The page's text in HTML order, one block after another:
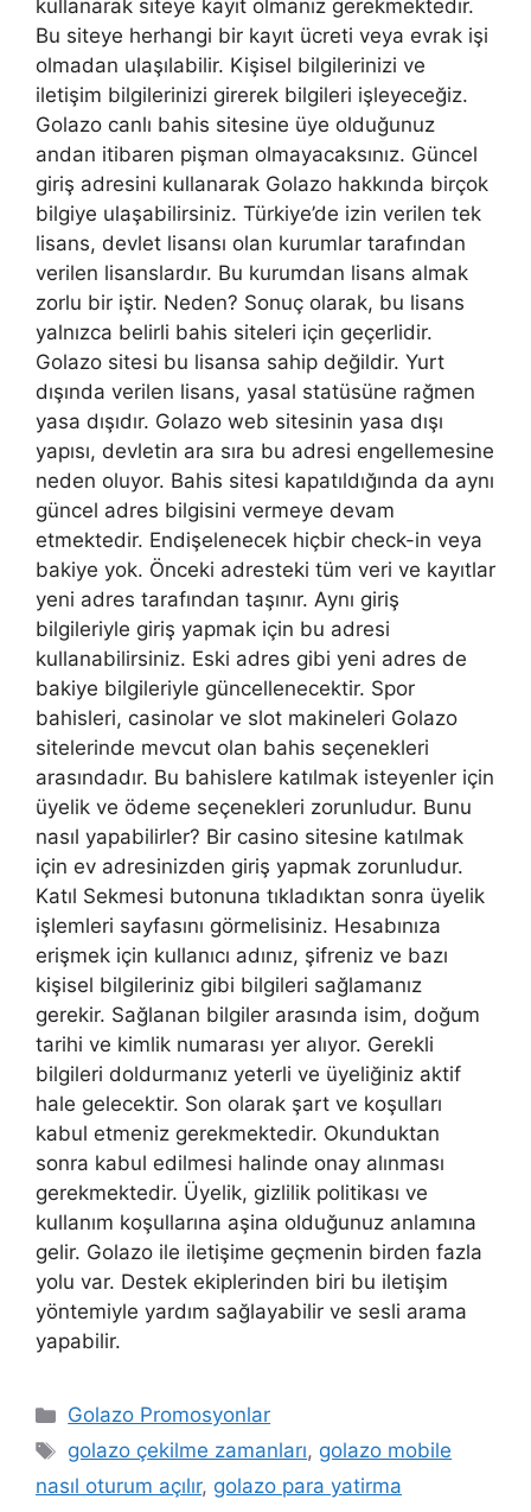
kullanarak siteye kayıt olmanız gerekmektedir.
Bu siteye herhangi bir kayıt ücreti veya evrak işi
olmadan ulaşılabilir. Kişisel bilgilerinizi ve
iletişim bilgilerinizi girerek bilgileri işleyeceğiz.
Golazo canlı bahis sitesine üye olduğunuz
andan itibaren pişman olmayacaksınız. Güncel
giriş adresini kullanarak Golazo hakkında birçok
bilgiye ulaşabilirsiniz. Türkiye’de izin verilen tek
lisans, devlet lisansı olan kurumlar tarafından
verilen lisanslardır. Bu kurumdan lisans almak
zorlu bir iştir. Neden? Sonuç olarak, bu lisans
yalnızca belirli bahis siteleri için geçerlidir.
Golazo sitesi bu lisansa sahip değildir. Yurt
dışında verilen lisans, yasal statüsüne rağmen
yasa dışıdır. Golazo web sitesinin yasa dışı
yapısı, devletin ara sıra bu adresi engellemesine
neden oluyor. Bahis sitesi kapatıldığında da aynı
güncel adres bilgisini vermeye devam
etmektedir. Endişelenecek hiçbir check-in veya
bakiye yok. Önceki adresteki tüm veri ve kayıtlar
yeni adres tarafından taşınır. Aynı giriş
bilgileriyle giriş yapmak için bu adresi
kullanabilirsiniz. Eski adres gibi yeni adres de
bakiye bilgileriyle güncellenecektir. Spor
bahisleri, casinolar ve slot makineleri Golazo
sitelerinde mevcut olan bahis seçenekleri
arasındadır. Bu bahislere katılmak isteyenler için
üyelik ve ödeme seçenekleri zorunludur. Bunu
nasıl yapabilirler? Bir casino sitesine katılmak
için ev adresinizden giriş yapmak zorunludur.
Katıl Sekmesi butonuna tıkladıktan sonra üyelik
işlemleri sayfasını görmelisiniz. Hesabınıza
erişmek için kullanıcı adınız, şifreniz ve bazı
kişisel bilgileriniz gibi bilgileri sağlamanız
gerekir. Sağlanan bilgiler arasında isim, doğum
tarihi ve kimlik numarası yer alıyor. Gerekli
bilgileri doldurmanız yeterli ve üyeliğiniz aktif
hale gelecektir. Son olarak şart ve koşulları
kabul etmeniz gerekmektedir. Okunduktan
sonra kabul edilmesi halinde onay alınması
gerekmektedir. Üyelik, gizlilik politikası ve
kullanım koşullarına aşina olduğunuz anlamına
gelir. Golazo ile iletişime geçmenin birden fazla
yolu var. Destek ekiplerinden biri bu iletişim
yöntemiyle yardım sağlayabilir ve sesli arama
yapabilir.
Kategoriler
Golazo Promosyonlar
Etiketler
golazo çekilme zamanları, golazo mobile
nasıl oturum açılır, golazo para yatirma